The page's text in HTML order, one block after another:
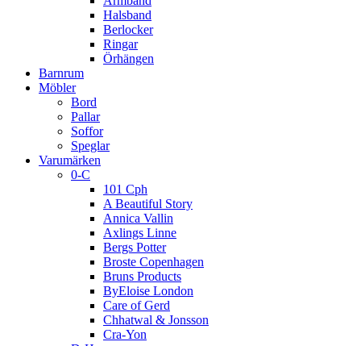
Halsband
Berlocker
Ringar
Örhängen
Barnrum
Möbler
Bord
Pallar
Soffor
Speglar
Varumärken
0-C
101 Cph
A Beautiful Story
Annica Vallin
Axlings Linne
Bergs Potter
Broste Copenhagen
Bruns Products
ByEloise London
Care of Gerd
Chhatwal & Jonsson
Cra-Yon